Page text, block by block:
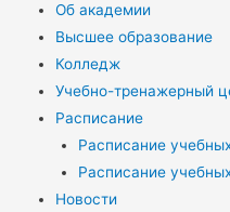
Об академии
Высшее образование
Колледж
Учебно-тренажерный
Расписание
Расписание
Расписание
Новости